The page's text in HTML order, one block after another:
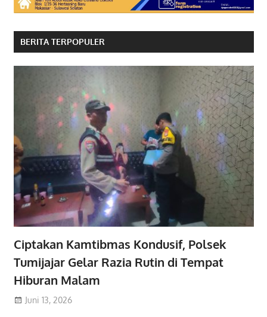
BERITA TERPOPULER
Ciptakan Kamtibmas Kondusif, Polsek
Tumijajar Gelar Razia Rutin di Tempat
Hiburan Malam
Juni 13, 2026